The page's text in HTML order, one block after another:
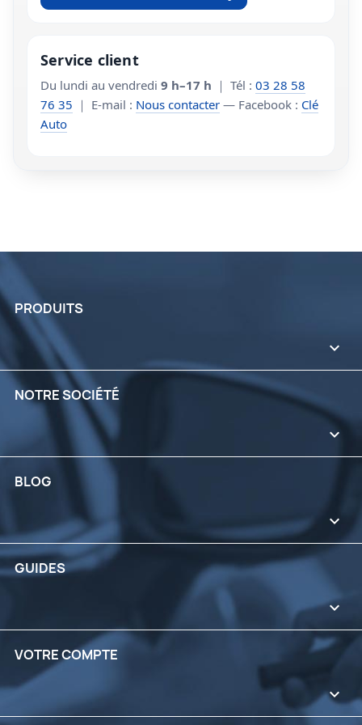
Service client
Du lundi au vendredi 9 h–17 h ｜ Tél : 03 28 58
76 35 ｜ E-mail : Nous contacter — Facebook : Clé
Auto
PRODUITS

NOTRE SOCIÉTÉ

BLOG

GUIDES

VOTRE COMPTE
